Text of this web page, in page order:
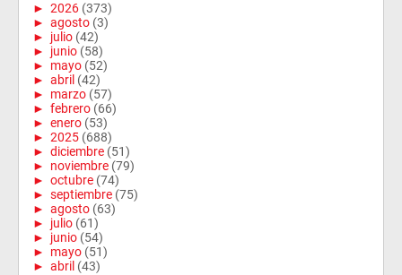
► 2026 (373)
► agosto (3)
► julio (42)
► junio (58)
► mayo (52)
► abril (42)
► marzo (57)
► febrero (66)
► enero (53)
► 2025 (688)
► diciembre (51)
► noviembre (79)
► octubre (74)
► septiembre (75)
► agosto (63)
► julio (61)
► junio (54)
► mayo (51)
► abril (43)